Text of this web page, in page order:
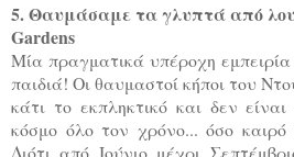
5. Θαυμάσαμε τα γλυπτά από
Gardens
Μία πραγματικά υπέροχη
παιδιά! Οι θαυμαστοί κήποι του
κάτι το εκπληκτικό και δεν
κόσμο όλο τον χρόνο... όσο καιρό
Διότι από Ιούνιο μέχρι